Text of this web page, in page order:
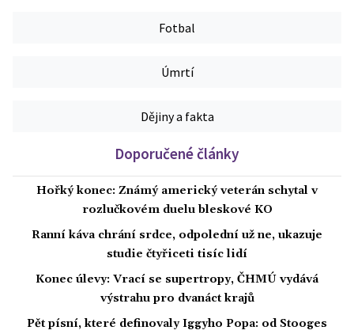
Fotbal
Úmrtí
Dějiny a fakta
Doporučené články
Hořký konec: Známý americký veterán schytal v
rozlučkovém duelu bleskové KO
Ranní káva chrání srdce, odpolední už ne, ukazuje
studie čtyřiceti tisíc lidí
Konec úlevy: Vrací se supertropy, ČHMÚ vydává
výstrahu pro dvanáct krajů
Pět písní, které definovaly Iggyho Popa: od Stooges